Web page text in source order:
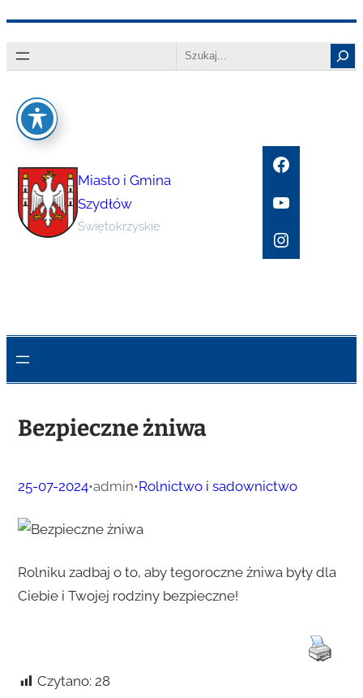
do
Search
Miasto i Gmina
Szydłów
Świętokrzyskie
Facebook
YouTube
Instagram
Bezpieczne żniwa
25-07-2024•admin•Rolnictwo i sadownictwo
Rolniku zadbaj o to, aby tegoroczne żniwa były dla
Ciebie i Twojej rodziny bezpieczne!
Czytano: 28